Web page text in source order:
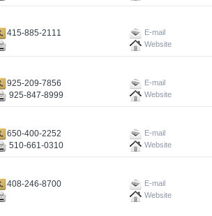
415-885-2111
E-mail
Website
925-209-7856 E-mail
925-847-8999 Website
650-400-2252 E-mail
510-661-0310 Website
408-246-8700
E-mail
Website